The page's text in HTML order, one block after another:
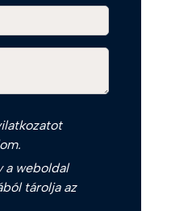
ot
a weboldal
tárolja az